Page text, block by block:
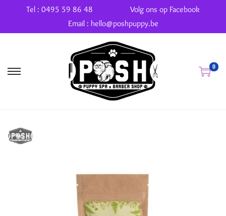
Tel : 0495 59 86 48
Volg ons op Facebook
Email : hello@poshpuppy.be
0